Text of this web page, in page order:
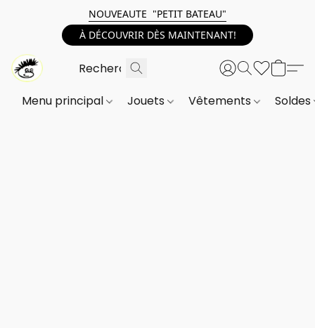
NOUVEAUTE "PETIT BATEAU"
À DÉCOUVRIR DÈS MAINTENANT!
Menu principal Jouets Vêtements Soldes